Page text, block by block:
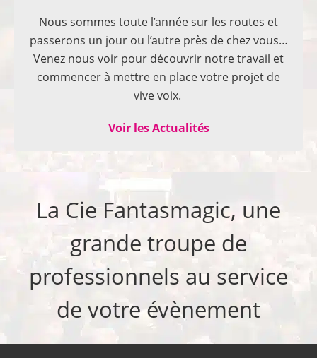
Nous sommes toute l’année sur les routes et
passerons un jour ou l’autre près de chez vous…
Venez nous voir pour découvrir notre travail et
commencer à mettre en place votre projet de
vive voix.
Voir les Actualités
La Cie Fantasmagic, une
grande troupe de
professionnels au service
de votre évènement